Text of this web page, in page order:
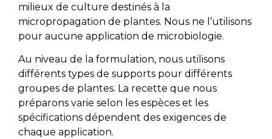
milieux de culture destinés à la
micropropagation de plantes. Nous ne l’utilisons
pour aucune application de microbiologie.
Au niveau de la formulation, nous utilisons
différents types de supports pour différents
groupes de plantes. La recette que nous
préparons varie selon les espèces et les
spécifications dépendent des exigences de
chaque application.